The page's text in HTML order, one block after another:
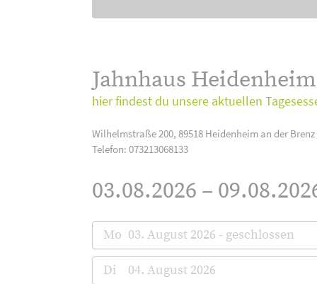
Jahnhaus
hier findest du unsere aktuellen
Wilhelmstraße 200, 89518 Heidenheim an der Brenz
Telefon: 073213068133
03.08.2026 –
Mo 03. August 2026 - geschlossen
Di 04. August 2026